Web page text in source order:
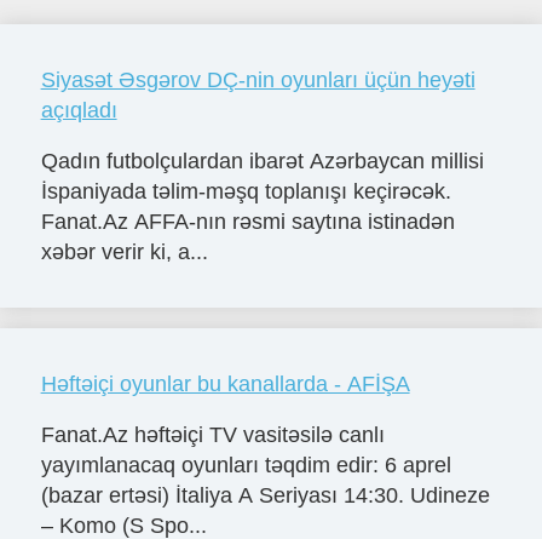
Siyasət Əsgərov DÇ-nin oyunları üçün heyəti
açıqladı
Qadın futbolçulardan ibarət Azərbaycan millisi
İspaniyada təlim-məşq toplanışı keçirəcək.
Fanat.Az AFFA-nın rəsmi saytına istinadən
xəbər verir ki, a...
Həftəiçi oyunlar bu kanallarda - AFİŞA
Fanat.Az həftəiçi TV vasitəsilə canlı
yayımlanacaq oyunları təqdim edir: 6 aprel
(bazar ertəsi) İtaliya A Seriyası 14:30. Udineze
– Komo (S Spo...